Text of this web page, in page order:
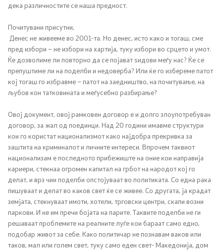
Организација и систематизација
Регулатива
Отворени податоци
Контакт
Контакт
Изјава за пристапност
Со еден клик до сите услуги
дека различностите се наша предност.
Почитувани присутни,
Денес не живееме во 2001-та. Но денес, исто како и тогаш, сме
пред избори – не избори на хартија, туку избори во срцето и умот.
Ќе дозволиме ли повторно да се појават ѕидови меѓу нас? Ќе се
препуштиме ли на поделби и недоверба? Или ќе го избереме патот
кој тогаш го избравме – патот на заедништво, на почитување, на
љубов кон татковината и меѓусебно разбирање?
Овој документ, овој рамковен договор е и долго злоупотребуван
договор, за жал од поединци. Над 20 години имавме структури
кои го користат национализмот како најдобра прекривка за
заштита на криминалот и личните интереси. Впрочем таквиот
национализам е последното прибежиште на оние кои направија
кариери, стекнаа огромен капитал на грбот на народот кој го
делат, и врз чии поделби опстојуваат во политиката. Со една рака
пишуваат и делат во каков свет ќе се живее. Со другата, ја крадат
земјата, стекнуваат имоти, хотели, трговски центри, скапи возни
паркови. И не им пречи бојата на парите. Таквите поделби не ги
решаваат проблемите на реалните луѓе кои бараат само едно,
подобар живот за себе. Како политичар не познавам ваков или
таков, мал или голем свет, туку само еден свет- Македонија, дом